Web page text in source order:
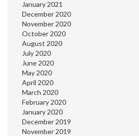
January 2021
December 2020
November 2020
October 2020
August 2020
July 2020
June 2020
May 2020
April 2020
March 2020
February 2020
January 2020
December 2019
November 2019